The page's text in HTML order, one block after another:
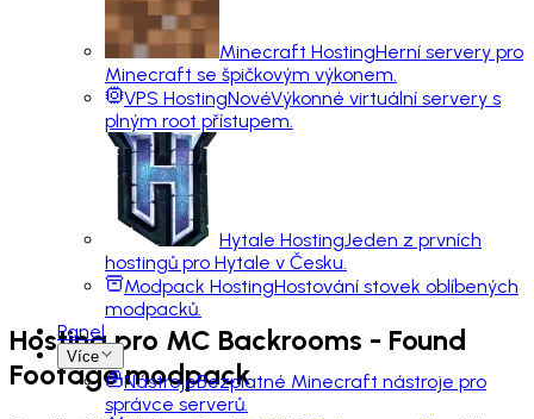
Minecraft HostingHerní servery pro
Minecraft se špičkovým výkonem.
VPS HostingNovéVýkonné virtuální servery s
plným root přístupem.
Hytale HostingJeden z prvních
hostingů pro Hytale v Česku.
Modpack HostingHostování stovek oblíbených
modpacků.
Panel
Více
NástrojeBezplatné Minecraft nástroje pro
správce serverů.
Hosting pro MC Backrooms - Found
Footagemodpack